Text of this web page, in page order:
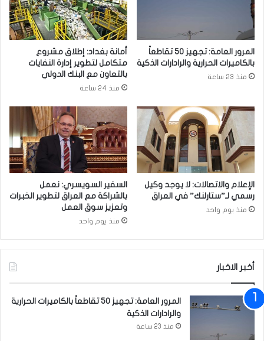
ل
ش
ي
م
ي
ث
ا
و
د
ي
س
ا
ص
ر
ي
ا
ف
د
ل
م
ر
ه
المرور العامة: تجهيز 50 تقاطعاً
بالكاميرات الحرارية والرادارات الذكية
منذ 23 ساعة
أمانة بغداد: إطلاق مشروع
متكامل لتطوير إدارة النفايات
بالتعاون مع البنك الدولي
منذ 24 ساعة
الإعلام والاتصالات: لا يوجد وكيل
رسمي لـ”ستارلنك” في العراق
منذ يوم واحد
السفير السويسري: نعمل
بالشراكة مع العراق لتطوير الخبرات
وتعزيز سوق العمل
منذ يوم واحد
أخبر الاخبار
المرور العامة: تجهيز 50 تقاطعاً بالكاميرات الحرارية
والرادارات الذكية
منذ 23 ساعة